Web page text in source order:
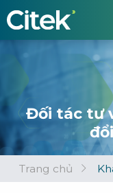
Đối tác tư
Trang chủ